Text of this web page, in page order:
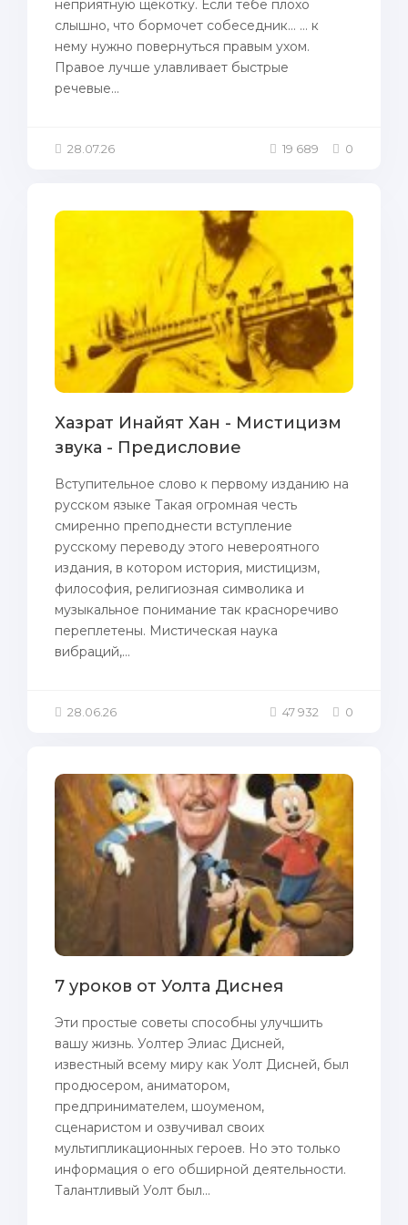
неприятную щекотку. Если тебе плохо
слышно, что бормочет собеседник… … к
нему нужно повернуться правым ухом.
Правое лучше улавливает быстрые
речевые...
28.07.26 19 689 0
Хазрат Инайят Хан - Мистицизм
звука - Предисловие
Вступительное слово к первому изданию на
русском языке Такая огромная честь
смиренно преподнести вступление
русскому переводу этого невероятного
издания, в котором история, мистицизм,
философия, религиозная символика и
музыкальное понимание так красноречиво
переплетены. Мистическая наука
вибраций,...
28.06.26 47 932 0
7 уроков от Уолта Диснея
Эти простые советы способны улучшить
вашу жизнь. Уолтер Элиас Дисней,
известный всему миру как Уолт Дисней, был
продюсером, аниматором,
предпринимателем, шоуменом,
сценаристом и озвучивал своих
мультипликационных героев. Но это только
информация о его обширной деятельности.
Талантливый Уолт был...